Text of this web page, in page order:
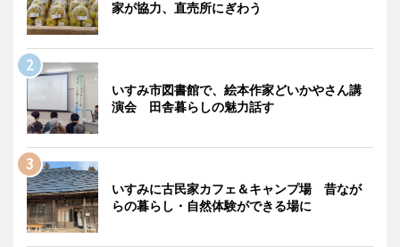
家が協力、直売所にぎわう
いすみ市図書館で、絵本作家どいかやさん講
演会 田舎暮らしの魅力話す
いすみに古民家カフェ＆キャンプ場 昔なが
らの暮らし・自然体験ができる場に